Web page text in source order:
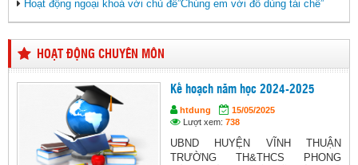
Hoạt động ngoại khoá với chủ đề”Chúng em với đồ dùng tái chế”
HOẠT ĐỘNG CHUYÊN MÔN
Kế hoạch năm học 2024-2025
htdung
15/05/2025
Lượt xem: 738
UBND HUYỆN VĨNH THUẬN
TRƯỜNG TH&THCS PHONG